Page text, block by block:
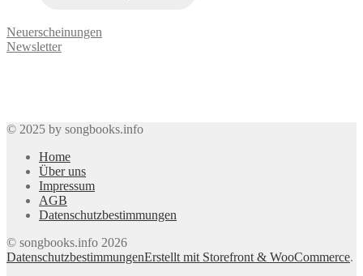
Neuerscheinungen
Newsletter
© 2025 by songbooks.info
Home
Über uns
Impressum
AGB
Datenschutzbestimmungen
© songbooks.info 2026
DatenschutzbestimmungenErstellt mit Storefront & WooCommerce.